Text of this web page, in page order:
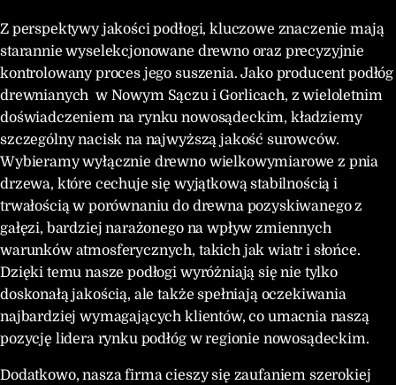
Z perspektywy jakości podłogi, kluczowe znaczenie mają
starannie wyselekcjonowane drewno oraz precyzyjnie
kontrolowany proces jego suszenia. Jako producent podłóg
drewnianych w Nowym Sączu i Gorlicach, z wieloletnim
doświadczeniem na rynku nowosądeckim, kładziemy
szczególny nacisk na najwyższą jakość surowców.
Wybieramy wyłącznie drewno wielkowymiarowe z pnia
drzewa, które cechuje się wyjątkową stabilnością i
trwałością w porównaniu do drewna pozyskiwanego z
gałęzi, bardziej narażonego na wpływ zmiennych
warunków atmosferycznych, takich jak wiatr i słońce.
Dzięki temu nasze podłogi wyróżniają się nie tylko
doskonałą jakością, ale także spełniają oczekiwania
najbardziej wymagających klientów, co umacnia naszą
pozycję lidera rynku podłóg w regionie nowosądeckim.
Dodatkowo, nasza firma cieszy się zaufaniem szerokiej